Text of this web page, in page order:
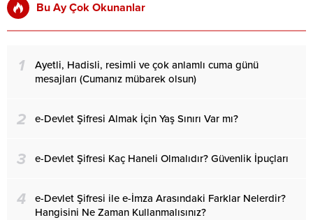
Bu Ay Çok Okunanlar
1
Ayetli, Hadisli, resimli ve çok anlamlı cuma günü
mesajları (Cumanız mübarek olsun)
2 e-Devlet Şifresi Almak İçin Yaş Sınırı Var mı?
3 e-Devlet Şifresi Kaç Haneli Olmalıdır? Güvenlik İpuçları
4
e-Devlet Şifresi ile e-İmza Arasındaki Farklar Nelerdir?
Hangisini Ne Zaman Kullanmalısınız?